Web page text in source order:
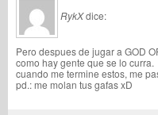
RykXdice:
Pero despues de jugar a GOD
como hay gente que se lo curra.
cuando me termine estos, me
pd.: me molan tus gafas xD